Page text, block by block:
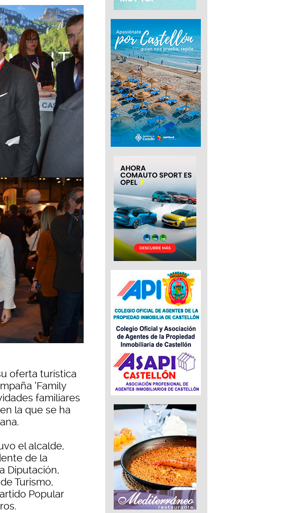
oferta turística
‘Family
familiares
la que se ha
el alcalde,
de la
Diputación,
Turismo,
Popular